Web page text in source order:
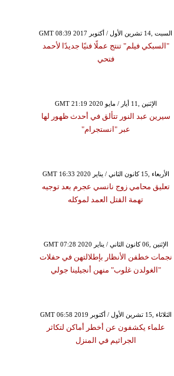
GMT 08:39 2017 السبت ,14 تشرين الأول / أكتوبر
"السبكي فيلم" تنتج عملًا فنيًا جديدًا لأحمد
فتحي
GMT 21:19 2020 الإثنين ,11 أيار / مايو
سيرين عبد النور تتألق في أحدث ظهور لها
عبر "انستجرام"
GMT 16:33 2020 الأربعاء ,15 كانون الثاني / يناير
تعليق محامي زوج نانسي عجرم بعد توجيه
تهمة القتل العمد لموكله
GMT 07:28 2020 الإثنين ,06 كانون الثاني / يناير
نجمات خطفن الأنظار بإطلالتهن في حفلات
"الغولدن غلوب" منهن أنجيلينا جولي
GMT 06:58 2019 الثلاثاء ,15 تشرين الأول / أكتوبر
علماء يكشفون عن أخطر أماكن لتكاثر
الجراثيم في المنزل